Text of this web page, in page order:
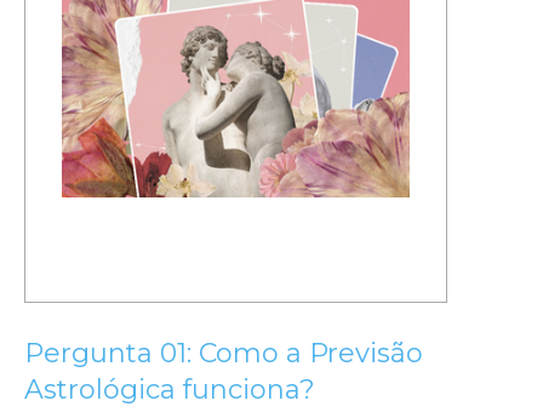
Pergunta 01: Como a Previsão
Astrológica funciona?